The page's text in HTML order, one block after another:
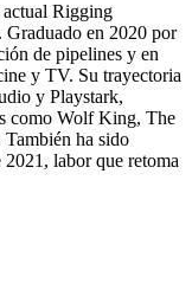
actual Rigging
en 2020 por
de pipelines y en
y TV. Su trayectoria
y Playstark,
como Wolf King, The
ha sido
labor que retoma